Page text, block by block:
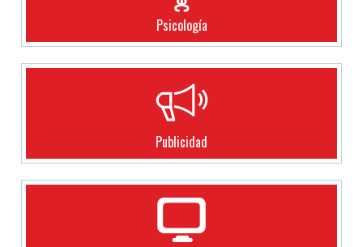
Psicología
Publicidad